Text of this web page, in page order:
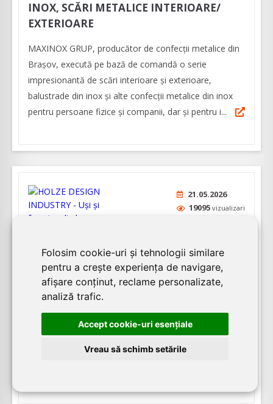
Folosim cookie-uri și tehnologii similare
pentru a crește experiența de navigare,
afișare conținut, reclame personalizate,
analiză trafic.
Accept cookie-uri esenţiale
Vreau să schimb setările
INOX, SCĂRI METALICE INTERIOARE/
EXTERIOARE
MAXINOX GRUP, producător de confecții metalice din
Brașov, execută pe bază de comandă o serie
impresionantă de scări interioare și exterioare,
balustrade din inox și alte confecții metalice din inox
pentru persoane fizice și companii, dar și pentru i...
21.05.2026
19095 vizualizari
HOLZE DESIGN INDUSTRY - Uși și ferestre
din lemn stratificat
HOLZE DESIGN INDUSTRY produce tâmplărie din
instituții și nu numai, oferind piese unice din lemn.
Dispunând de o echipă specializată în
tâmplărie, HOLZE utilizează tehnici de precizie înaltă